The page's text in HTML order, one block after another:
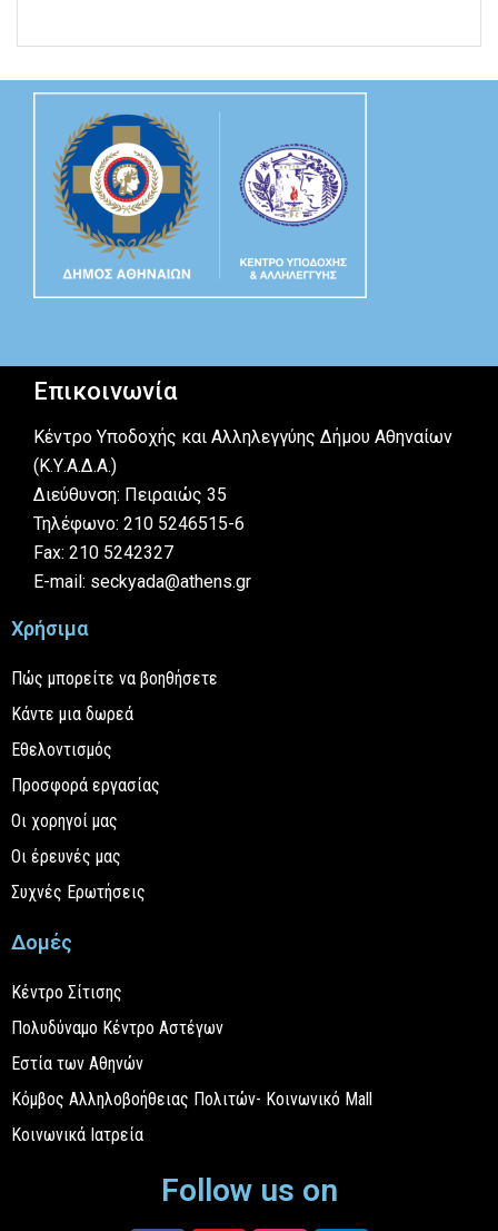
Επικοινωνία
Κέντρο Υποδοχής και Αλληλεγγύης Δήμου Αθηναίων
(Κ.Υ.Α.Δ.Α.)
Διεύθυνση: Πειραιώς 35
Τηλέφωνο: 210 5246515-6
Fax: 210 5242327
E-mail: seckyada@athens.gr
Χρήσιμα
Πώς μπορείτε να βοηθήσετε
Κάντε μια δωρεά
Εθελοντισμός
Προσφορά εργασίας
Οι χορηγοί μας
Οι έρευνές μας
Συχνές Ερωτήσεις
Δομές
Κέντρο Σίτισης
Πολυδύναμο Κέντρο Αστέγων
Εστία των Αθηνών
Κόμβος Αλληλοβοήθειας Πολιτών- Κοινωνικό Mall
Κοινωνικά Ιατρεία
Follow us on